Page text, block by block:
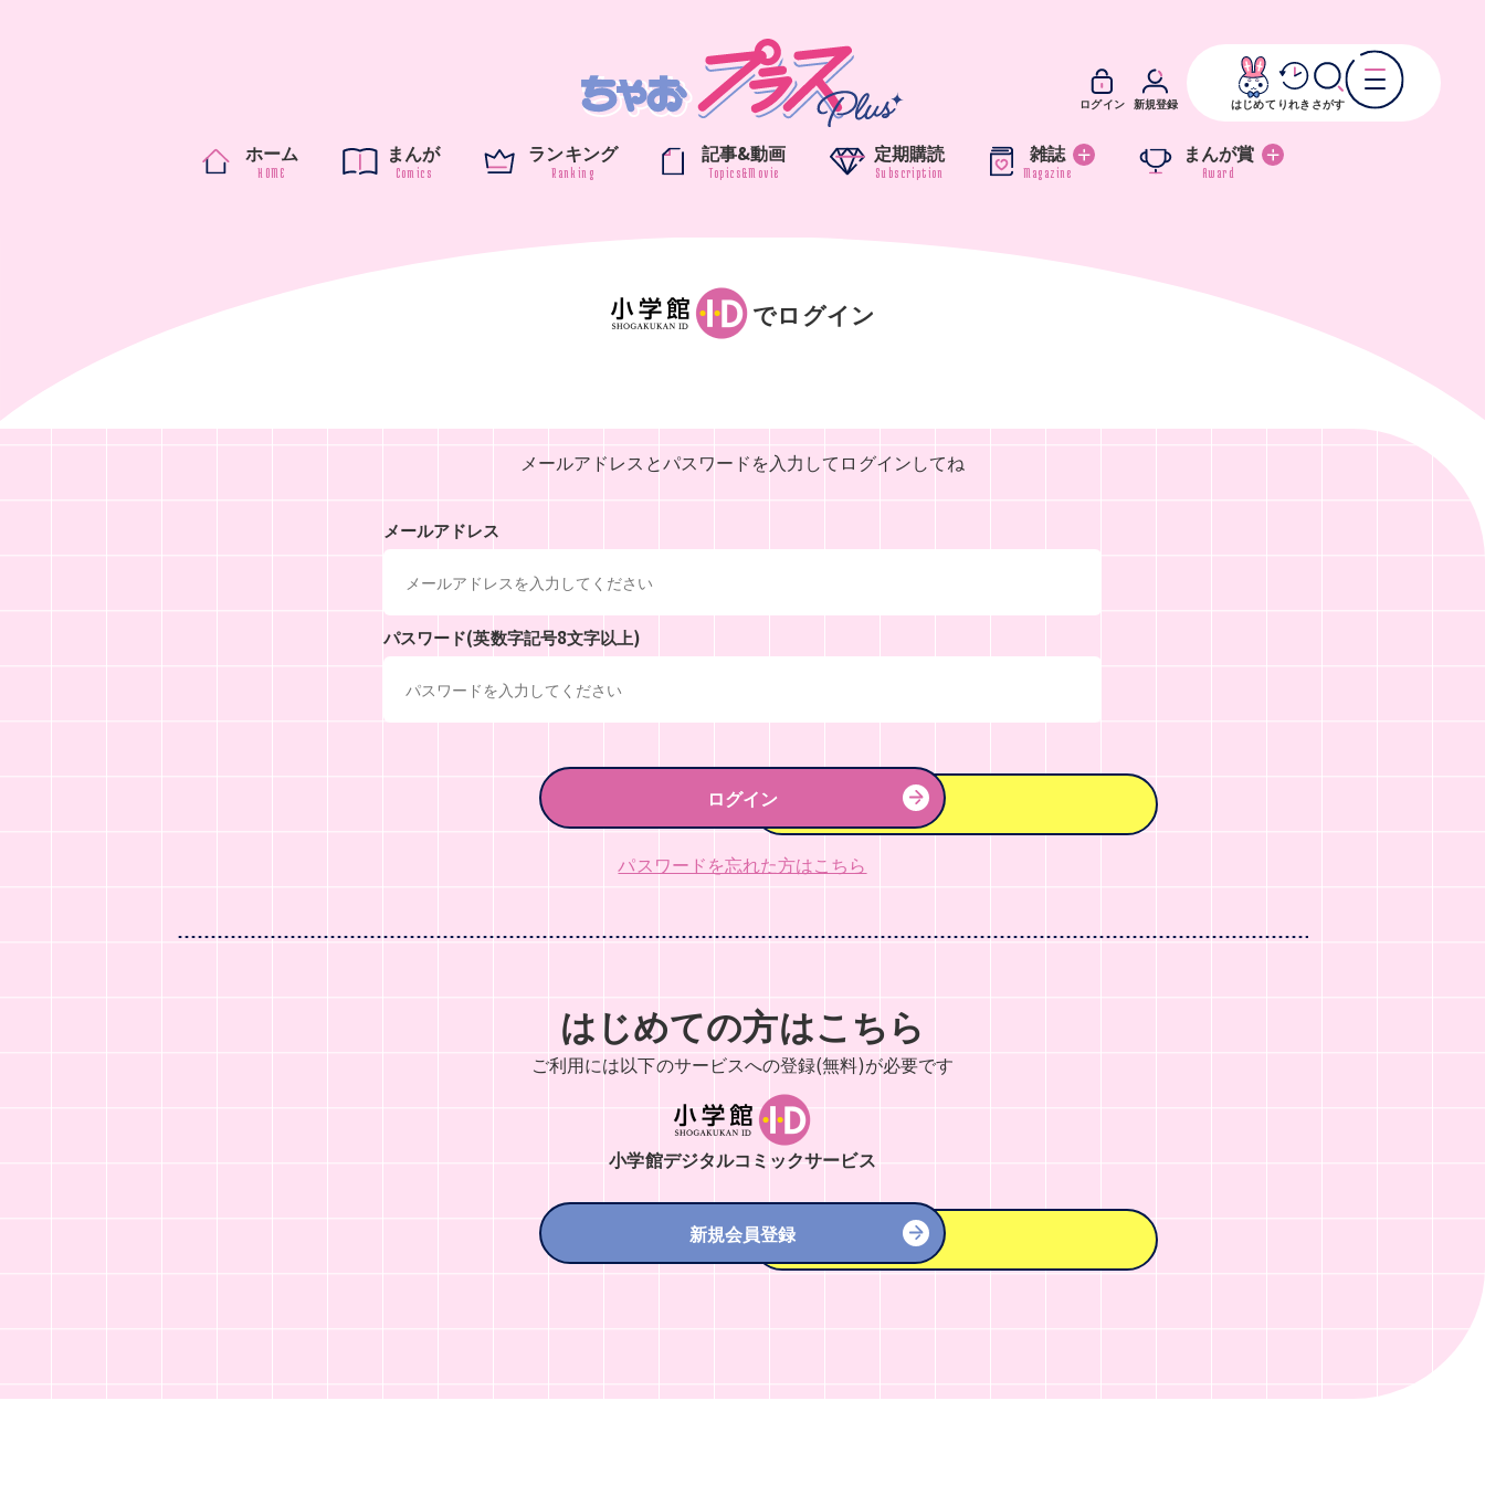
ホーム まんが ランキング 記事&動画 定期購読 雑誌 まんが賞
ログイン 新規登録 はじめて りれき さがす
でログイン
メールアドレスとパスワードを入力して ログインしてね
メールアドレス
パスワード(英数字記号8文字以上)
ログイン
パスワードを忘れた方はこちら
はじめての方はこちら
ご利用には以下のサービスへの登録(無料)が必要です
小学館デジタルコミックサービス
新規会員登録